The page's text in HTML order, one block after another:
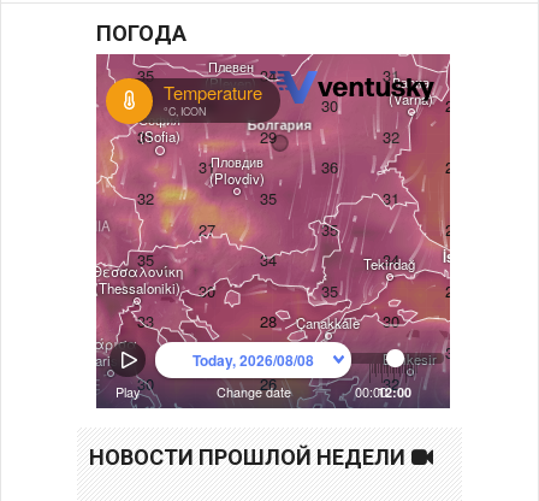
ПОГОДА
НОВОСТИ ПРОШЛОЙ НЕДЕЛИ